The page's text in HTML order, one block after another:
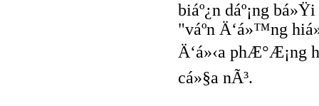
biáº¿n dáº¡ng
"váº­n Ä‘á»™ng
Ä‘á»‹a phÆ°Æ¡ng
cá»§a nÃ³.